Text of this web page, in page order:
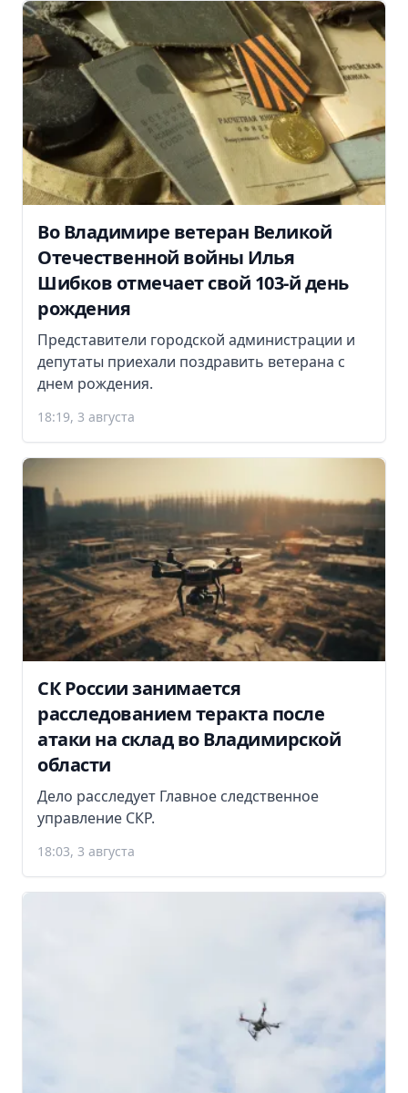
Во Владимире ветеран Великой
Отечественной войны Илья
Шибков отмечает свой 103-й день
рождения
Представители городской администрации и
депутаты приехали поздравить ветерана с
днем рождения.
18:19, 3 августа
СК России занимается
расследованием теракта после
атаки на склад во Владимирской
области
Дело расследует Главное следственное
управление СКР.
18:03, 3 августа